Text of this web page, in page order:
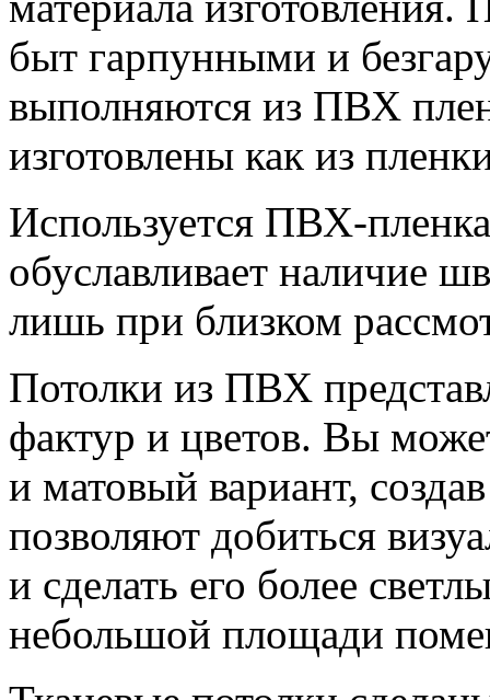
быт гарпунными и
выполняются из ПВХ
изготовлены как из
Используется ПВХ-
обуславливает наличие
лишь при близком
Потолки из ПВХ
фактур и цветов. Вы
и матовый вариант,
позволяют добиться
и сделать его более
небольшой площади